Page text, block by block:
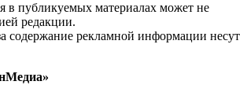
в публикуемых материалах может не
редакции.
содержание рекламной информации несут